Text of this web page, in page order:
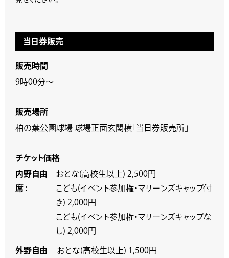
当日券販売
販売時間
9時00分～
販売場所
柏の葉公園球場 球場正面玄関横「当日券販売所」
チケット価格
内野自由
席 :
おとな(高校生以上) 2,500円
こども(イベント参加権・マリーンズキャップ付
き) 2,000円
こども(イベント参加権・マリーンズキャップな
し) 2,000円
外野自由
おとな(高校生以上) 1,500円